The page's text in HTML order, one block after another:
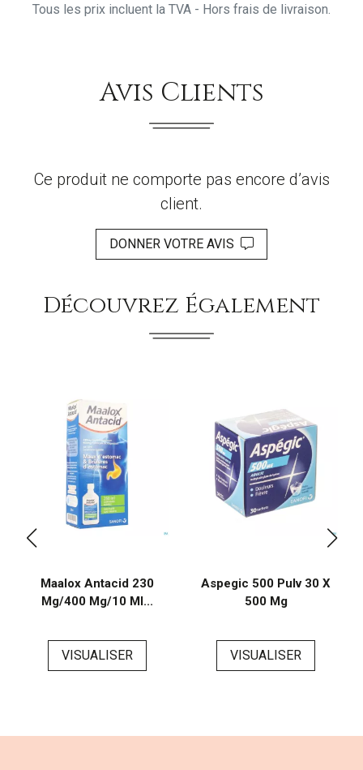
Tous les prix incluent la TVA - Hors frais de livraison.
Avis Clients
Ce produit ne comporte pas encore d’avis
client.
DONNER VOTRE AVIS
Découvrez Également
Maalox Antacid 230
Mg/400 Mg/10 Ml...
VISUALISER
Aspegic 500 Pulv 30 X
500 Mg
VISUALISER